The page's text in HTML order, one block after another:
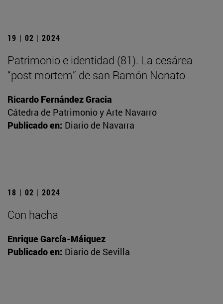
19 | 02 | 2024
Patrimonio e identidad (81). La cesárea
“post mortem” de san Ramón Nonato
Ricardo Fernández Gracia
Cátedra de Patrimonio y Arte Navarro
Publicado en: Diario de Navarra
18 | 02 | 2024
Con hacha
Enrique García-Máiquez
Publicado en: Diario de Sevilla